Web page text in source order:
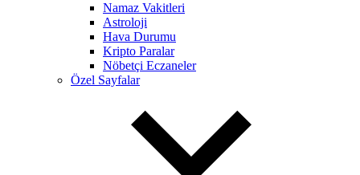
Namaz Vakitleri
Astroloji
Hava Durumu
Kripto Paralar
Nöbetçi Eczaneler
Özel Sayfalar